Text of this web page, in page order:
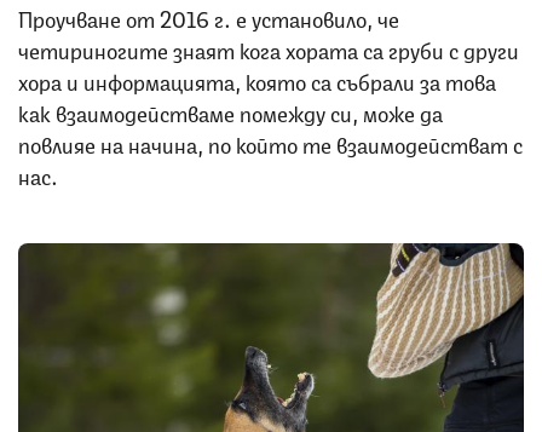
Проучване от 2016 г. е установило, че
четириногите знаят кога хората са груби с други
хора и информацията, която са събрали за това
как взаимодействаме помежду си, може да
повлияе на начина, по който те взаимодействат с
нас.